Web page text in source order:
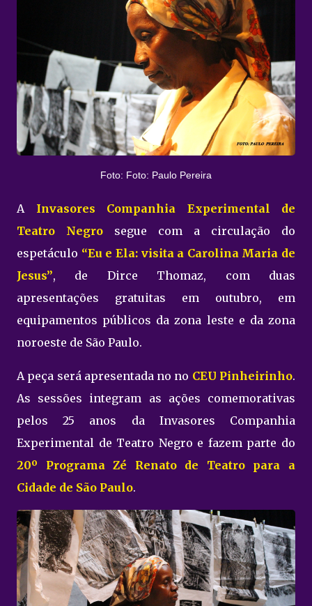
Foto: Foto: Paulo Pereira
A Invasores Companhia Experimental de
Teatro Negro segue com a circulação do
espetáculo “Eu e Ela: visita a Carolina Maria de
Jesus”, de Dirce Thomaz, com duas
apresentações gratuitas em outubro, em
equipamentos públicos da zona leste e da zona
noroeste de São Paulo.
A peça será apresentada no no CEU Pinheirinho.
As sessões integram as ações comemorativas
pelos 25 anos da Invasores Companhia
Experimental de Teatro Negro e fazem parte do
20º Programa Zé Renato de Teatro para a
Cidade de São Paulo.